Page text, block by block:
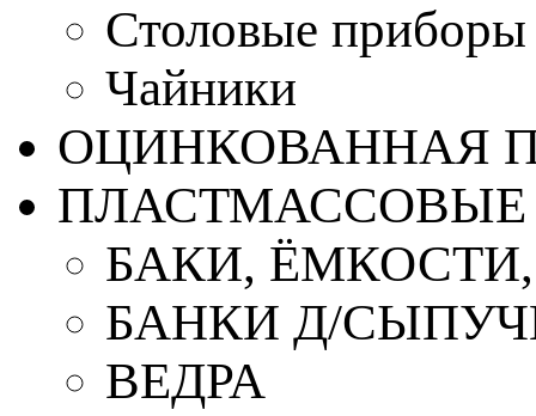
Столовые приборы
Чайники
ОЦИНКОВАННАЯ
ПЛАСТМАССОВЫЕ
БАКИ,
БАНКИ Д/
ВЕДРА